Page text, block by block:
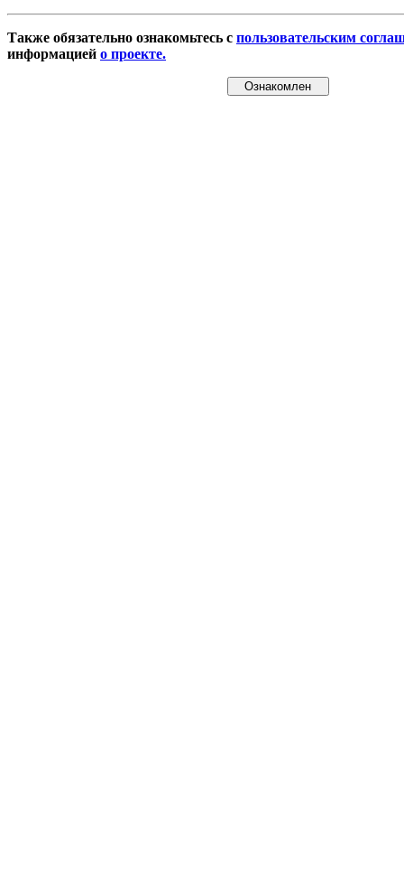
Также обязательно ознакомьтесь с пользовательским
информацией о проекте.
Ознакомлен